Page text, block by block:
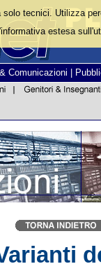
Comunicazioni
tecnici. Utilizza
estesa